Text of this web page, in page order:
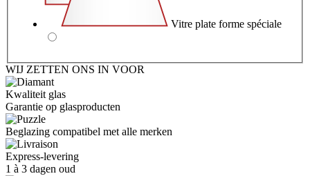
Vitre plate forme spéciale
WIJ ZETTEN ONS IN VOOR
Kwaliteit glas
Garantie op glasproducten
Beglazing compatibel met alle merken
Express-levering
1 à 3 dagen oud